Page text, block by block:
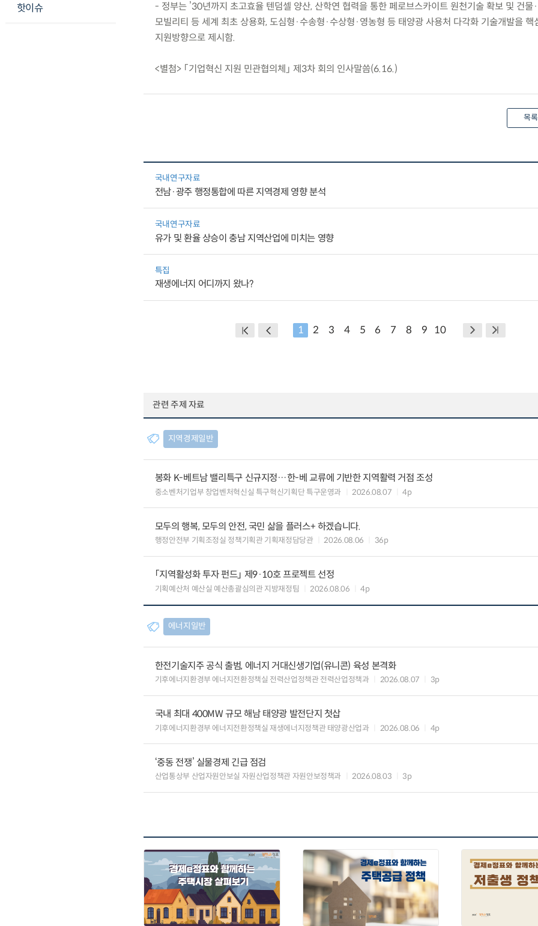
핫이슈
- 정부는 ’30년까지 초고효율 텐덤셀 양산, 산학연 협력을 통한 페로브스카이트 원천기술 확보 및 건물
모빌리티 등 세계 최초 상용화, 도심형·수송형·수상형·영농형 등 태양광 사용처 다각화 기술개발을 핵
지원방향으로 제시함.
<별첨> 「기업혁신 지원 민관협의체」 제3차 회의 인사말씀(6.16.)
목록
국내연구자료
전남·광주 행정통합에 따른 지역경제 영향 분석
국내연구자료
유가 및 환율 상승이 충남 지역산업에 미치는 영향
특집
재생에너지 어디까지 왔나?
1 2 3 4 5 6 7 8 9 10
관련 주제 자료
지역경제일반
봉화 K-베트남 밸리특구 신규지정…한-베 교류에 기반한 지역활력 거점 조성
중소벤처기업부 창업벤처혁신실 특구혁신기획단 특구운영과 2026.08.07 4p
모두의 행복, 모두의 안전, 국민 삶을 플러스+ 하겠습니다.
행정안전부 기획조정실 정책기획관 기획재정담당관 2026.08.06 36p
「지역활성화 투자 펀드」 제9·10호 프로젝트 선정
기획예산처 예산실 예산총괄심의관 지방재정팀 2026.08.06 4p
에너지일반
한전기술지주 공식 출범, 에너지 거대신생기업(유니콘) 육성 본격화
기후에너지환경부 에너지전환정책실 전력산업정책관 전력산업정책과 2026.08.07 3p
국내 최대 400MW 규모 해남 태양광 발전단지 첫삽
기후에너지환경부 에너지전환정책실 재생에너지정책관 태양광산업과 2026.08.06 4p
‘중동 전쟁’ 실물경제 긴급 점검
산업통상부 산업자원안보실 자원산업정책관 자원안보정책과 2026.08.03 3p